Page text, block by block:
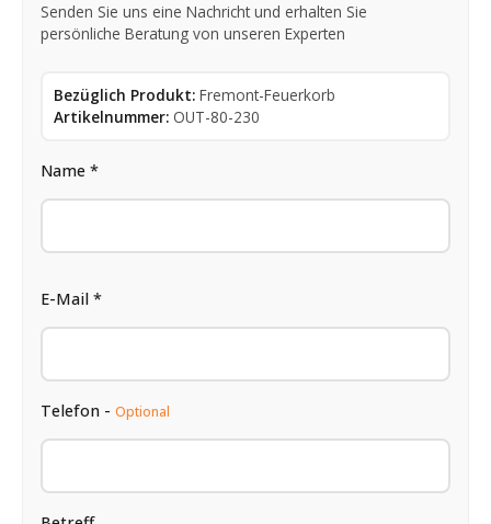
Senden Sie uns eine Nachricht und erhalten Sie
persönliche Beratung von unseren Experten
Bezüglich Produkt: Fremont-Feuerkorb
Artikelnummer: OUT-80-230
Name *
E-Mail *
Telefon - Optional